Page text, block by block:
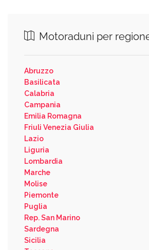
Motoraduni per
Abruzzo
Basilicata
Calabria
Campania
Emilia Romagna
Friuli Venezia Giulia
Lazio
Liguria
Lombardia
Marche
Molise
Piemonte
Puglia
Rep. San Marino
Sardegna
Sicilia